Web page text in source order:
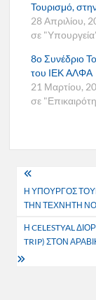
Τουρισμό,
28 Απριλίου,
σε
8ο Συνέδριο
του ΙΕΚ ΑΛΦΑ
21 Μαρτίου,
σε
Πλοήγηση
άρθρων
Η ΥΠΟΥΡΓΟΣ
ΤΗΝ ΤΕΧΝΗΤΗ
Η CELESTYAL
TRIP) ΣΤΟΝ